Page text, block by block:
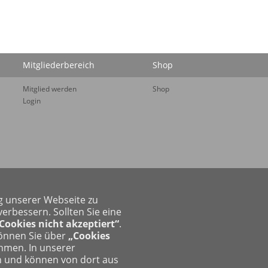
Mitgliederbereich Shop
Mitglied werden
Login
Shop
unserer Webseite zu
Sollten Sie eine
nicht akzeptiert“.
Sie über „Cookies
In unserer
können von dort aus